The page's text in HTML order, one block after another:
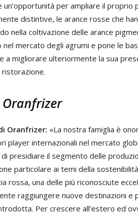
un’opportunità per ampliare il
distintive, le arance rosse che
nella coltivazione delle arance
mercato degli agrumi e pone le
a migliorare ulteriormente la sua
ristorazione.
Oranfrizer: «La nostra famiglia è
player internazionali nel mercato
presidiare il segmento delle
particolare ai temi della
rossa, una delle più riconosciute
raggiungere nuove destinazioni e
Per crescere all’estero ed